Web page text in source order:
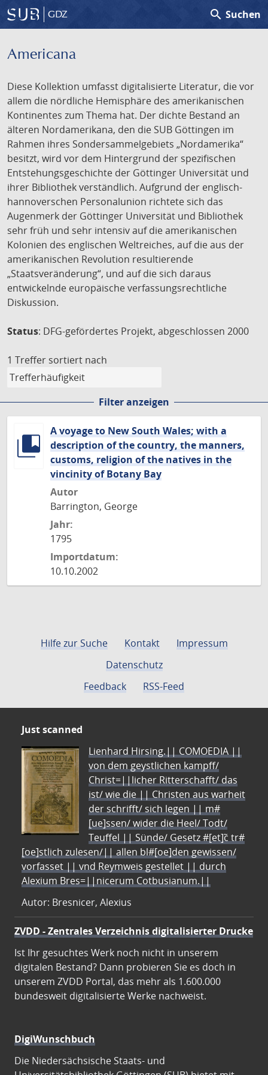
GDZ search Suchen
Americana
Diese Kollektion umfasst digitalisierte Literatur, die vor
allem die nördliche Hemisphäre des amerikanischen
Kontinentes zum Thema hat. Der dichte Bestand an
älteren Nordamerikana, den die SUB Göttingen im
Rahmen ihres Sondersammelgebiets „Nordamerika“
besitzt, wird vor dem Hintergrund der spezifischen
Entstehungsgeschichte der Göttinger Universität und
ihrer Bibliothek verständlich. Aufgrund der englisch-
hannoverschen Personalunion richtete sich das
Augenmerk der Göttinger Universität und Bibliothek
sehr früh und sehr intensiv auf die amerikanischen
Kolonien des englischen Weltreiches, auf die aus der
amerikanischen Revolution resultierende
„Staatsveränderung“, und auf die sich daraus
entwickelnde europäische verfassungsrechtliche
Diskussion.
Status: DFG-gefördertes Projekt, abgeschlossen 2000
1 Treffer sortiert nach
Filter anzeigen
A voyage to New South Wales; with a
description of the country, the manners,
customs, religion of the natives in the
vincinity of Botany Bay
Autor
Barrington, George
Jahr:
1795
Importdatum:
10.10.2002
Hilfe zur Suche Kontakt
Impressum
Datenschutz
Feedback
RSS-Feed
Just scanned
Lienhard Hirsing.|| COMOEDIA ||
von dem geystlichen kampff/
Christ=||licher Ritterschafft/ das
ist/ wie die || Christen aus warheit
der schrifft/ sich legen || m#
[ue]ssen/ wider die Heel/ Todt/
Teuffel || Sünde/ Gesetz #[et]c̃ tr#
[oe]stlich zulesen/|| allen bl#[oe]den gewissen/
vorfasset || vnd Reymweis gestellet || durch
Alexium Bres=||nicerum Cotbusianum.||
Autor: Bresnicer, Alexius
ZVDD - Zentrales Verzeichnis digitalisierter Drucke
Ist Ihr gesuchtes Werk noch nicht in unserem
digitalen Bestand? Dann probieren Sie es doch in
unserem ZVDD Portal, das mehr als 1.600.000
bundesweit digitalisierte Werke nachweist.
DigiWunschbuch
Die Niedersächsische Staats- und